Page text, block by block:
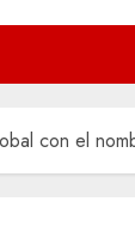
con el